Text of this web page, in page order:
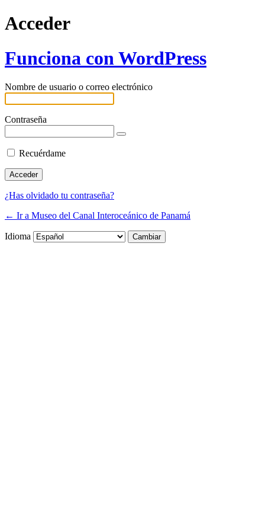
Acceder
Funciona con WordPress
Nombre de usuario o correo electrónico
Contraseña
Recuérdame
¿Has olvidado tu contraseña?
← Ir a Museo del Canal Interoceánico de Panamá
Idioma